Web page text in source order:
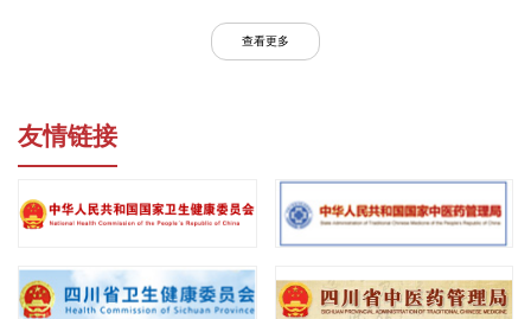
查看更多
友情链接